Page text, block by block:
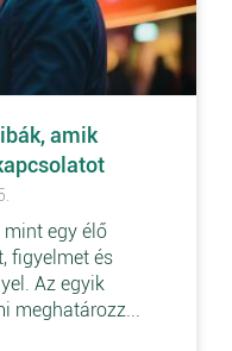
amik
egy élő
figyelmet és
Az egyik
meghatározz...